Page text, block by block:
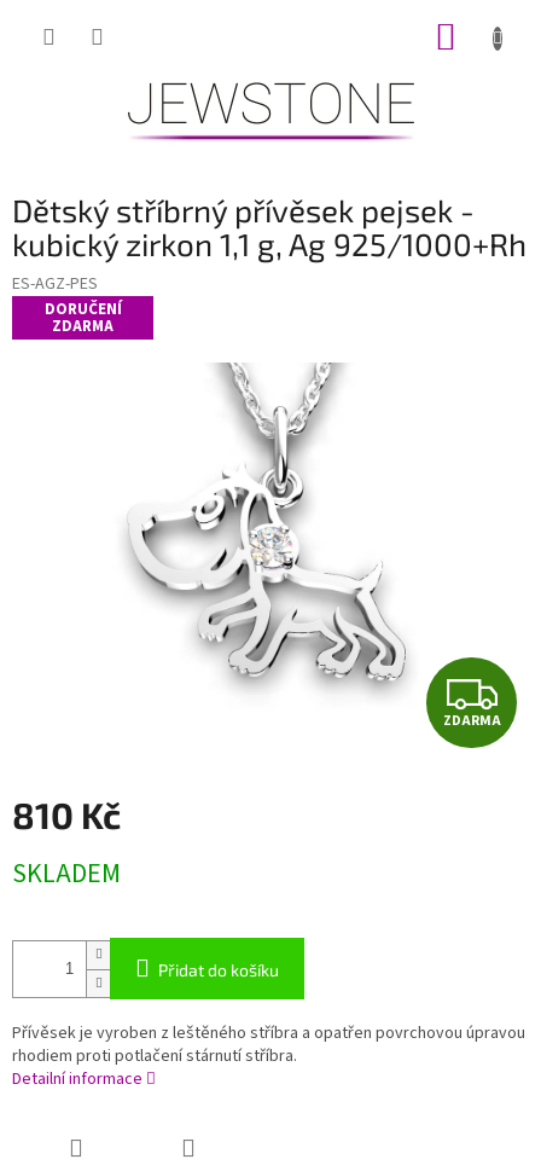
Dětský stříbrný přívěsek pejsek -
kubický zirkon 1,1 g, Ag 925/1000+Rh
ES-AGZ-PES
DORUČENÍ
ZDARMA
Z
D
ZDARMA
810 Kč
cena:
SKLADEM
Přidat do košíku
Přívěsek je vyroben z leštěného stříbra a opatřen povrchovou úpravou
rhodiem proti potlačení stárnutí stříbra.
Detailní informace